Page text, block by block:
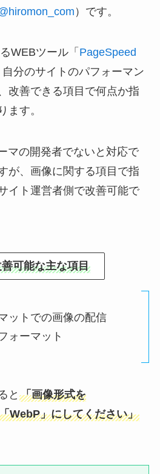
）です。
WEBツール「 PageSpeed
分のサイトのパフォーマン
改善できる項目で何点か指
ます。
マの開発者でないと対応で
が、画像に関する項目で指
イト運営者側で改善可能で
可能な主な項目
ットでの画像の配信
ォーマット
と 「画像形式を
WebP」にしてください」